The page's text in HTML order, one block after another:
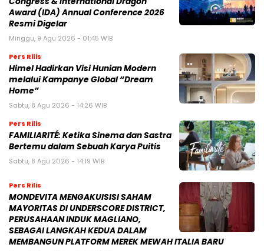
Award (IDA) Annual Conference 2026
Resmi Digelar
Minggu, 9 Agu 2026 - 01:45 WIB
Pers Rilis
Himel Hadirkan Visi Hunian Modern
melalui Kampanye Global “Dream
Home”
Sabtu, 8 Agu 2026 - 14:26 WIB
Pers Rilis
FAMILIARITÉ: Ketika Sinema dan Sastra
Bertemu dalam Sebuah Karya Puitis
Sabtu, 8 Agu 2026 - 14:19 WIB
Pers Rilis
MONDEVITA MENGAKUISISI SAHAM
MAYORITAS DI UNDERSCORE DISTRICT,
PERUSAHAAN INDUK MAGLIANO,
SEBAGAI LANGKAH KEDUA DALAM
MEMBANGUN PLATFORM MEREK MEWAH ITALIA BARU